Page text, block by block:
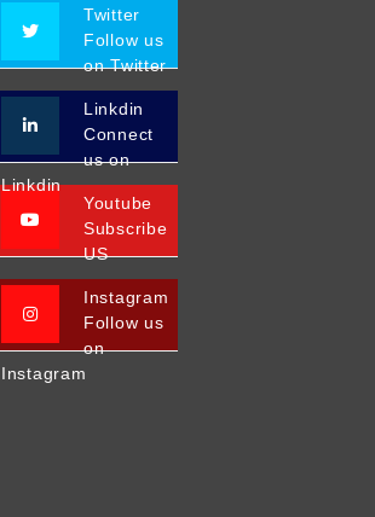
Twitter
Follow us
on Twitter
Linkdin
Connect
us on
Linkdin
Youtube
Subscribe
US
Instagram
Follow us
on
Instagram